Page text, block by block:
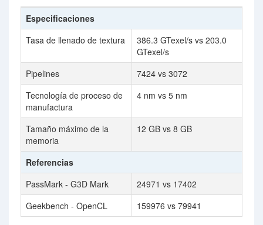
Especificaciones
Tasa de llenado de textura
386.3 GTexel/s vs 203.0
GTexel/s
Pipelines
7424 vs 3072
Tecnología de proceso de
manufactura
4 nm vs 5 nm
Tamaño máximo de la
memoria
12 GB vs 8 GB
Referencias
PassMark - G3D Mark
24971 vs 17402
Geekbench - OpenCL
159976 vs 79941